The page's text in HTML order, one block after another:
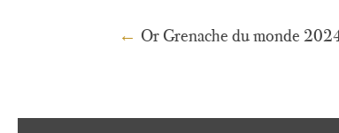
← Or Grenache du monde